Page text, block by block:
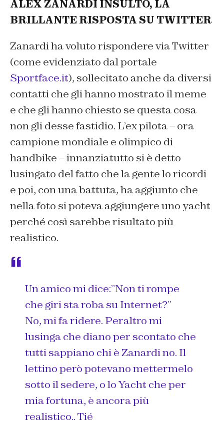
ALEX ZANARDI INSULTO, LA
BRILLANTE RISPOSTA SU TWITTER
Zanardi ha voluto rispondere via Twitter
(come evidenziato dal portale
Sportface.it), sollecitato anche da diversi
contatti che gli hanno mostrato il meme
e che gli hanno chiesto se questa cosa
non gli desse fastidio. L’ex pilota – ora
campione mondiale e olimpico di
handbike – innanziatutto si è detto
lusingato del fatto che la gente lo ricordi
e poi, con una battuta, ha aggiunto che
nella foto si poteva aggiungere uno yacht
perché così sarebbe risultato più
realistico.
Un amico mi dice:”Non ti rompe
che giri sta roba su Internet?”
No, mi fa ridere. Peraltro mi
lusinga che diano per scontato che
tutti sappiano chi è Zanardi no. Il
lettino però potevano mettermelo
sotto il sedere, o lo Yacht che per
mia fortuna, è ancora più
realistico.. Tié